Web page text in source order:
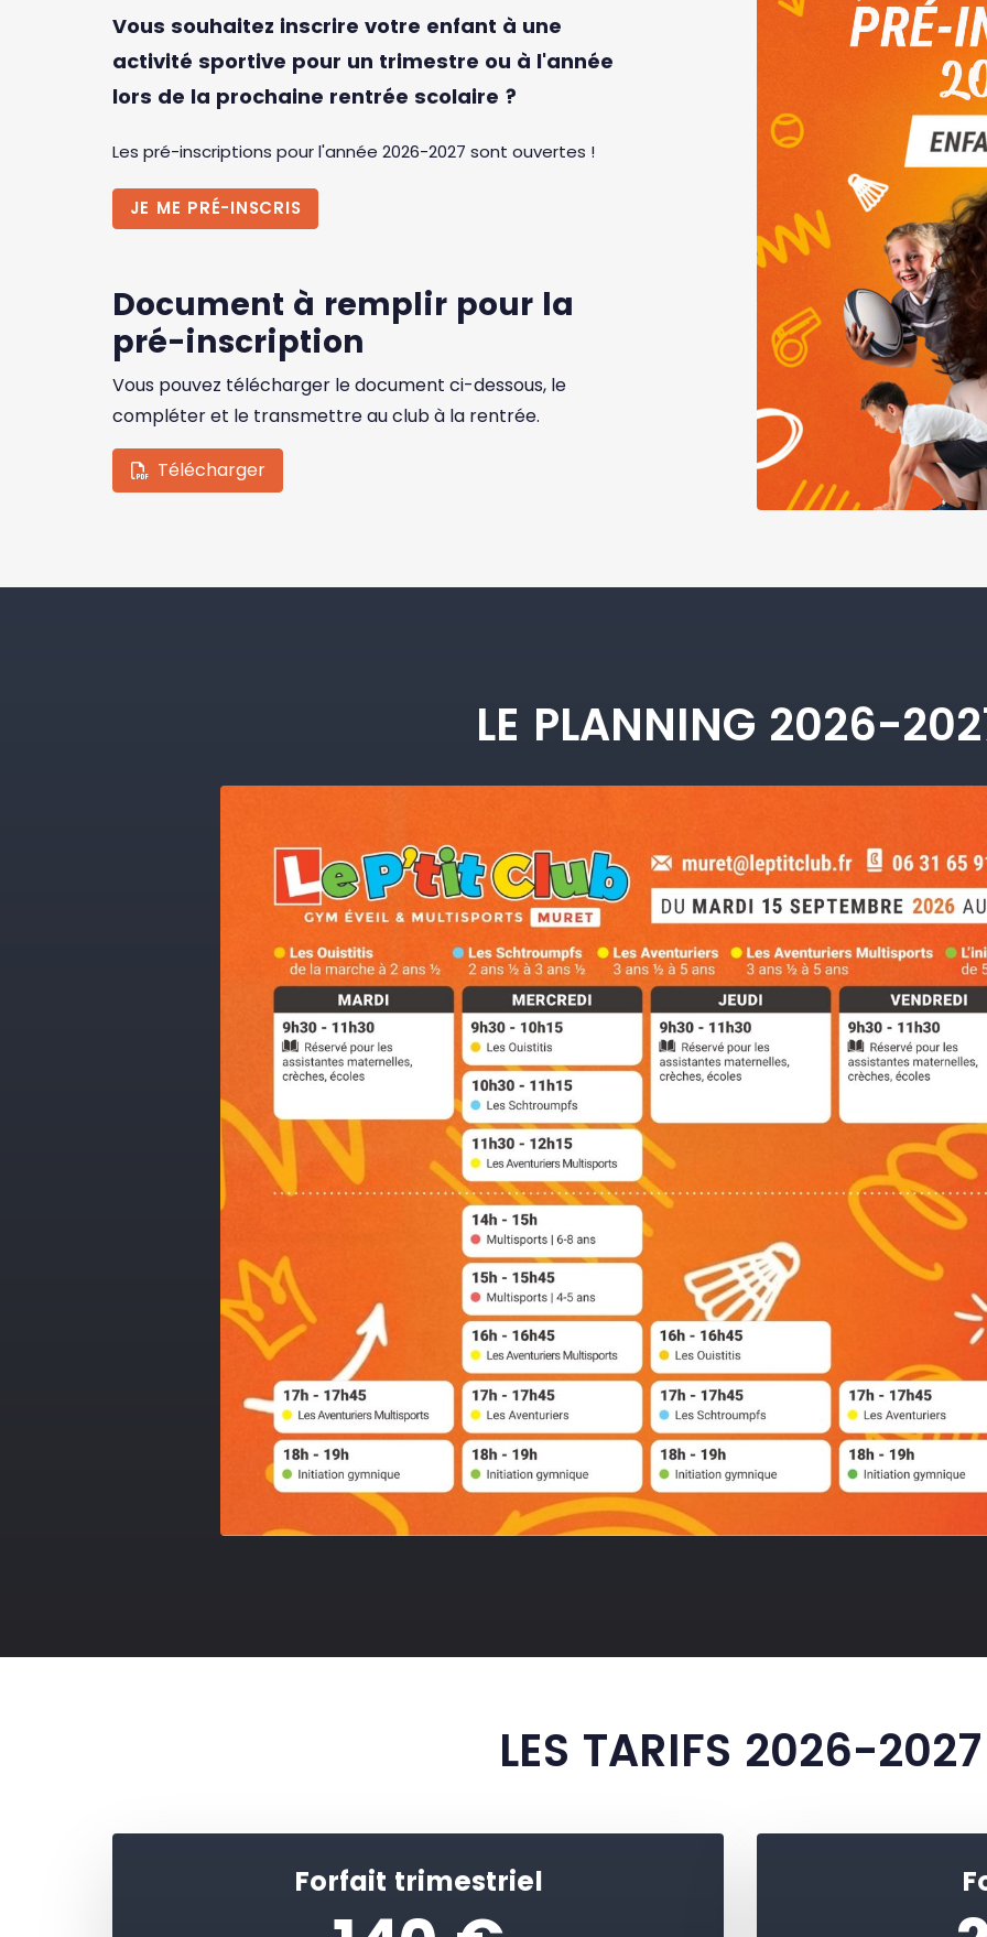
Vous souhaitez inscrire votre enfant à une
activité sportive pour un trimestre ou à l'année
lors de la prochaine rentrée scolaire ?
Les pré-inscriptions pour l'année 2026-2027 sont ouvertes !
JE ME PRÉ-INSCRIS
Document à remplir pour la
pré-inscription
Vous pouvez télécharger le document ci-dessous, le
compléter et le transmettre au club à la rentrée.
Télécharger
LE PLANNING 2026-
LES TARIFS 2026-2027
Forfait trimestriel